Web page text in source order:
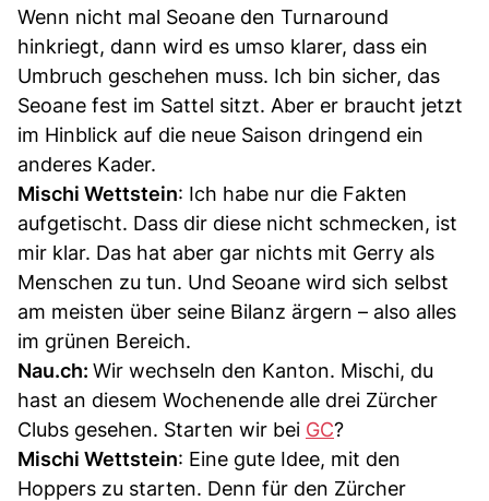
Wenn nicht mal Seoane den Turnaround
hinkriegt, dann wird es umso klarer, dass ein
Umbruch geschehen muss. Ich bin sicher, das
Seoane fest im Sattel sitzt. Aber er braucht jetzt
im Hinblick auf die neue Saison dringend ein
anderes Kader.
Mischi Wettstein: Ich habe nur die Fakten
aufgetischt. Dass dir diese nicht schmecken, ist
mir klar. Das hat aber gar nichts mit Gerry als
Menschen zu tun. Und Seoane wird sich selbst
am meisten über seine Bilanz ärgern – also alles
im grünen Bereich.
Nau.ch: Wir wechseln den Kanton. Mischi, du
hast an diesem Wochenende alle drei Zürcher
Clubs gesehen. Starten wir bei GC?
Mischi Wettstein: Eine gute Idee, mit den
Hoppers zu starten. Denn für den Zürcher